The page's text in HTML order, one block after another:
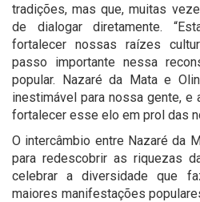
tradições, mas que, muitas
de dialogar diretamente.
fortalecer nossas raízes
passo importante nessa
popular. Nazaré da Mata e
inestimável para nossa gente, e
fortalecer esse elo em prol das
O intercâmbio entre Nazaré da
para redescobrir as riquezas
celebrar a diversidade que
maiores manifestações